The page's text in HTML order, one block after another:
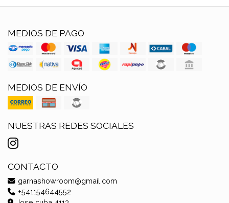
MEDIOS DE PAGO
MEDIOS DE ENVÍO
NUESTRAS REDES SOCIALES
CONTACTO
garnashowroom@gmail.com
+541154644552